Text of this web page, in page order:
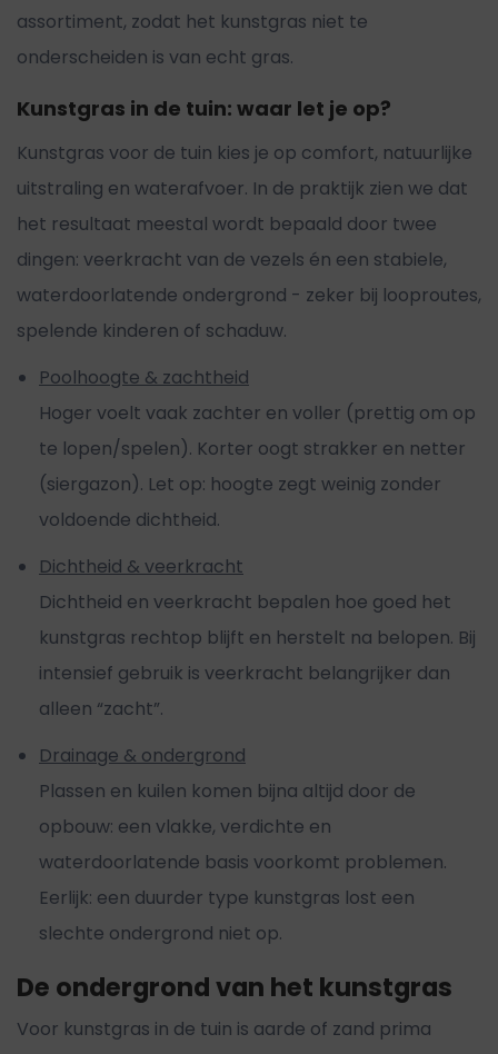
assortiment, zodat het kunstgras niet te
onderscheiden is van echt gras.
Kunstgras in de tuin: waar let je op?
Kunstgras voor de tuin kies je op comfort, natuurlijke
uitstraling en waterafvoer. In de praktijk zien we dat
het resultaat meestal wordt bepaald door twee
dingen: veerkracht van de vezels én een stabiele,
waterdoorlatende ondergrond - zeker bij looproutes,
spelende kinderen of schaduw.
Poolhoogte & zachtheid
Hoger voelt vaak zachter en voller (prettig om op
te lopen/spelen). Korter oogt strakker en netter
(siergazon). Let op: hoogte zegt weinig zonder
voldoende dichtheid.
Dichtheid & veerkracht
Dichtheid en veerkracht bepalen hoe goed het
kunstgras rechtop blijft en herstelt na belopen. Bij
intensief gebruik is veerkracht belangrijker dan
alleen “zacht”.
Drainage & ondergrond
Plassen en kuilen komen bijna altijd door de
opbouw: een vlakke, verdichte en
waterdoorlatende basis voorkomt problemen.
Eerlijk: een duurder type kunstgras lost een
slechte ondergrond niet op.
De ondergrond van het kunstgras
Voor kunstgras in de tuin is aarde of zand prima